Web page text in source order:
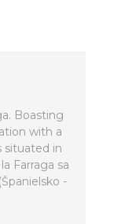
Boasting
with a
situated in
Farraga sa
-